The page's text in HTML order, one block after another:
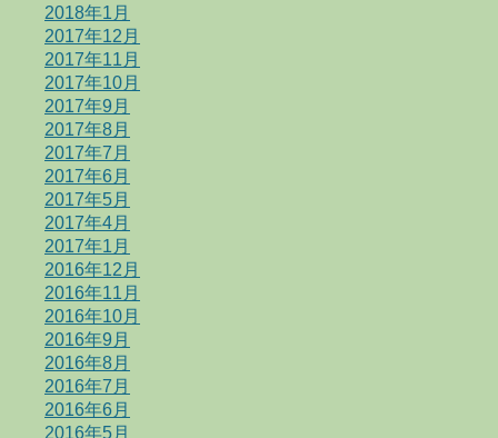
2018年1月
2017年12月
2017年11月
2017年10月
2017年9月
2017年8月
2017年7月
2017年6月
2017年5月
2017年4月
2017年1月
2016年12月
2016年11月
2016年10月
2016年9月
2016年8月
2016年7月
2016年6月
2016年5月